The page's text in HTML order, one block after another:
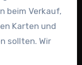
beim Verkauf,
Karten und
sollten. Wir